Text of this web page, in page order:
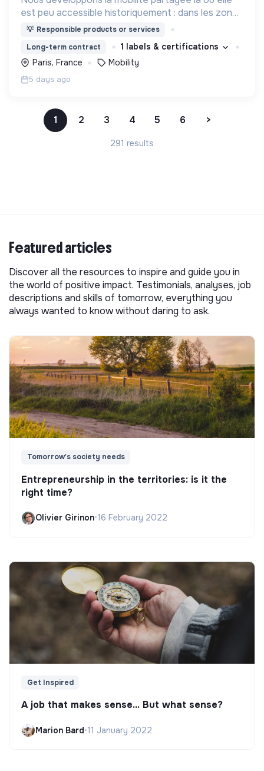
est peu accessible historiquement : dans les zones
périurbaines et rurales, en heures creuses, pour
💡 Responsible products or services
Long-term contract
1 labels & certifications
Paris, France
Mobility
5 days ago
1 2 3 4 5 6 >
291 results
Featured articles
Discover all the resources to inspire and guide you in
the world of positive impact. Testimonials, analyses, job
descriptions and skills of tomorrow, everything you
always wanted to know without daring to ask.
Tomorrow's society needs
Entrepreneurship in the territories: is it the
right time?
Olivier Girinon•16 February 2022
Get Inspired
A job that makes sense... But what sense?
Marion Bard•11 January 2022